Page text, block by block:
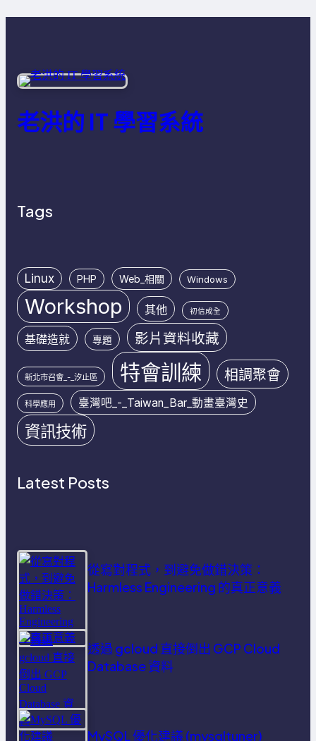
老洪的 IT 學習系統
Tags
Linux PHP Web_相關 Windows
Workshop 其他 初信成全
基礎造就 專題 影片資料收藏
新北市召會_-_汐止區 特會訓練 相調聚會
科學應用 臺灣吧_-_Taiwan_Bar_動畫臺灣史
資訊技術
Latest Posts
從寫對程式，到避免做錯決策：
Harmless Engineering 的真正意義
透過 gcloud 直接倒出 GCP Cloud
Database 資料
MySQL 優化建議 (mysqltuner)